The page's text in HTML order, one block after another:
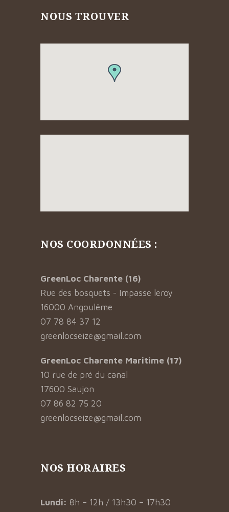
NOUS TROUVER
NOS COORDONNÉES :
GreenLoc Charente (16)
Rue des bosquets - Impasse leroy
16000 Angoulême
07 78 84 37 12
greenlocseize@gmail.com
GreenLoc Charente Maritime (17)
10 rue de pré du canal
17600 Saujon
07 86 82 75 20
greenlocseize@gmail.com
NOS HORAIRES
Lundi: 8h – 12h / 13h30 – 17h30